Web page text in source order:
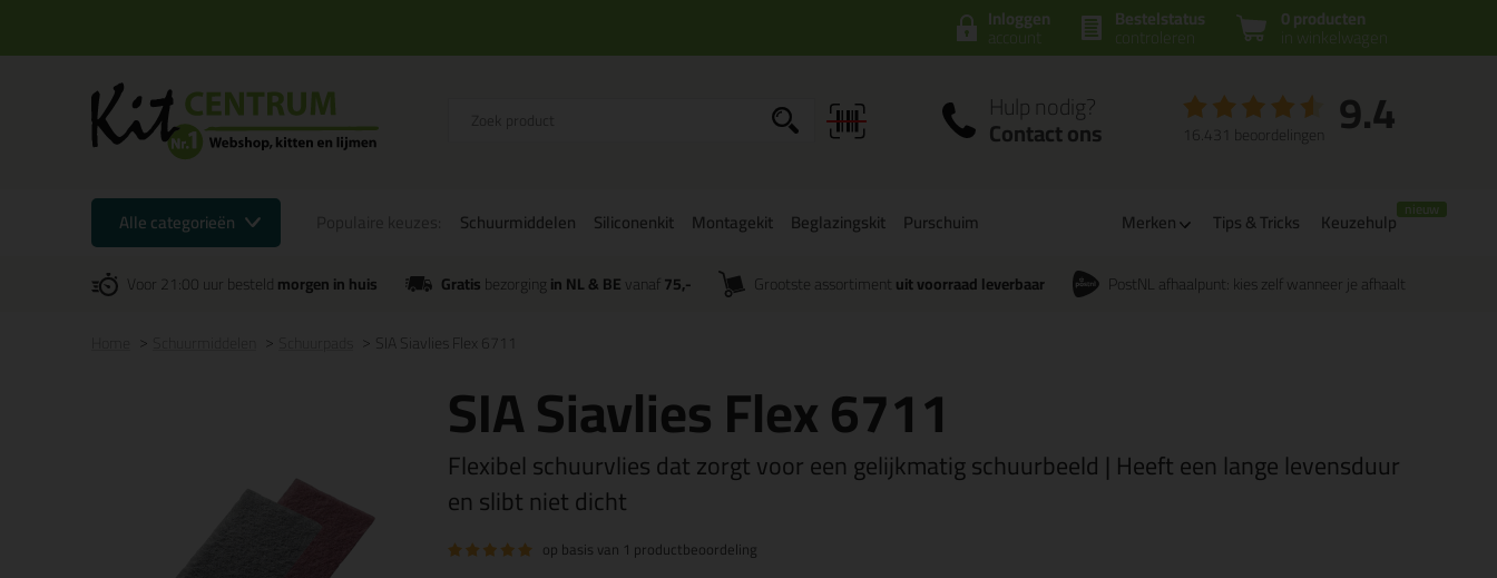
0 producten
in winkelwagen
Bestelstatus
controleren
Inloggen
account
Hulp nodig?
Contact ons 9.4
16.431 beoordelingen
Alle categorieën Schuurmiddelen Siliconenkit Montagekit Beglazingskit Purschuim Merken Tips & Tricks Keuzehulp
Voor 21:00 uur besteldmorgen in huis Gratisbezorgingin NL & BEvanaf 75,- Grootste assortiment uit voorraad leverbaar PostNL afhaalpunt: kies zelf wanneer je afhaalt
SIA Siavlies Flex 6711
SIA Siavlies Flex 6711
Flexibel schuurvlies dat zorgt voor een gelijkmatig schuurbeeld | Heeft een lange levensduur
en slibt niet dicht
op basis van 1 productbeoordeling